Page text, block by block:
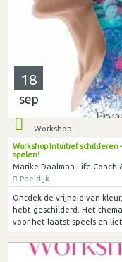
18
sep
Workshop
Workshop Intuïtief schilderen
spelen!
Marike Daalman Life Coach
Poeldijk
Ontdek de vrijheid van
hebt geschilderd. Het
voor het laatst speels en